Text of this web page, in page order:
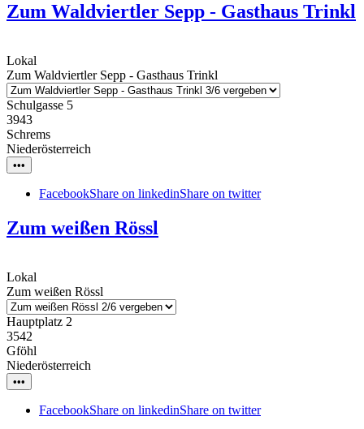
Zum Waldviertler Sepp - Gasthaus Trinkl
Lokal
Zum Waldviertler Sepp - Gasthaus Trinkl
Schulgasse 5
3943
Schrems
Niederösterreich
•••
FacebookShare on linkedinShare on twitter
Zum weißen Rössl
Lokal
Zum weißen Rössl
Hauptplatz 2
3542
Gföhl
Niederösterreich
•••
FacebookShare on linkedinShare on twitter